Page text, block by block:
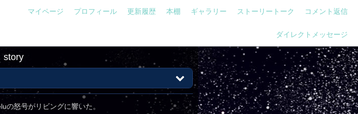
マイページ プロフィール 更新履歴 本棚 ギャラリー ストーリートーク コメント返信
ダイレクトメッセージ
story
の怒号がリビングに響いた。